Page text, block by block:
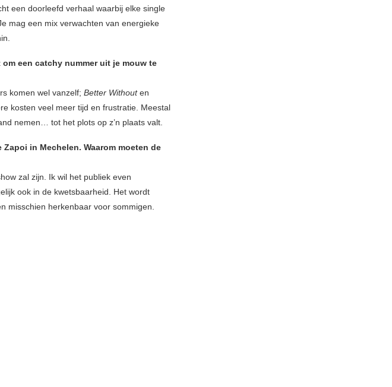
een doorleefd verhaal waarbij elke single
mag een mix verwachten van energieke
een catchy nummer uit je mouw te
komen wel vanzelf; Better Withouten
kosten veel meer tijd en frustratie. Meestal
nemen… tot het plots op z’n plaats valt.
in Mechelen. Waarom moeten de
zal zijn. Ik wil het publiek even
ook in de kwetsbaarheid. Het wordt
misschien herkenbaar voor sommigen.